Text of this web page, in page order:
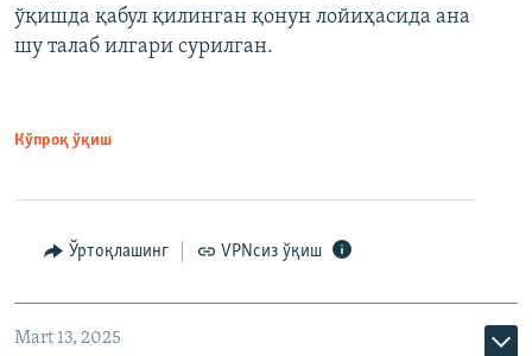
ўқишда қабул қилинган қонун лойиҳасида ана
шу талаб илгари сурилган.
Кўпроқ ўқиш
Ўртоқлашинг VPNсиз ўқиш
Mart 13, 2025